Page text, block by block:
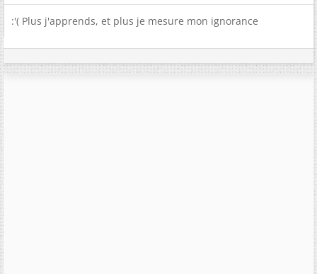
:'( Plus j'apprends, et plus je mesure mon ignorance